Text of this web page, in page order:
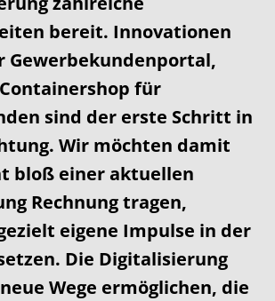
bereit. Innovationen
Gewerbekundenportal,
für
sind der erste Schritt in
Wir möchten damit
bloß einer aktuellen
Rechnung tragen,
eigene Impulse in der
Die Digitalisierung
Wege ermöglichen, die